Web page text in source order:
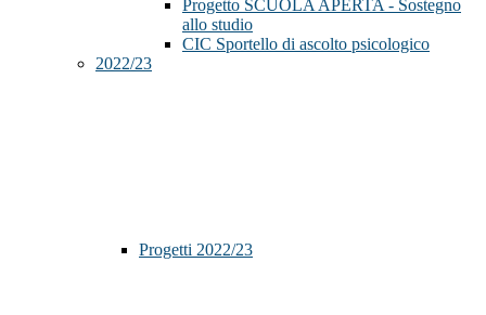
Progetto SCUOLA APERTA - Sostegno
allo studio
CIC Sportello di ascolto psicologico
2022/23
Progetti 2022/23